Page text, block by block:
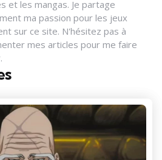
et les mangas. Je partage
ma passion pour les jeux
sur ce site. N'hésitez pas à
mes articles pour me faire